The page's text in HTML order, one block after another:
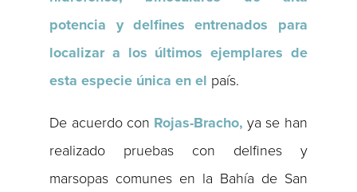
potencia y delfines entrenados para
localizar a los últimos ejemplares de
esta especie única en el país.
De acuerdo con Rojas-Bracho, ya se han
realizado pruebas con delfines y
marsopas comunes en la Bahía de San